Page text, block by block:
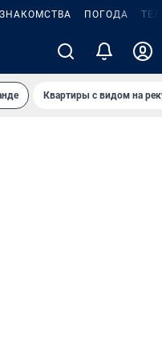
ЗНАКОМСТВА ПОГОДА
Квартиры с видом на